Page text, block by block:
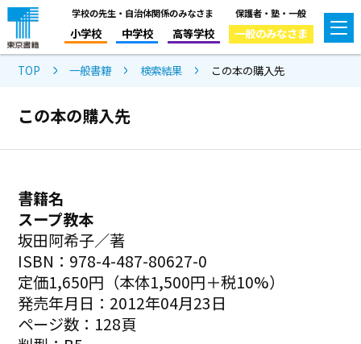
学校の先生・自治体関係のみなさま
小学校 中学校 高等学校
保護者・塾・一般
一般のみなさま
TOP 一般書籍 検索結果 この本の購入先
この本の購入先
書籍名
スープ教本
坂田阿希子／著
ISBN：978-4-487-80627-0
定価1,650円（本体1,500円＋税10%）
発売年月日：2012年04月23日
ページ数：128頁